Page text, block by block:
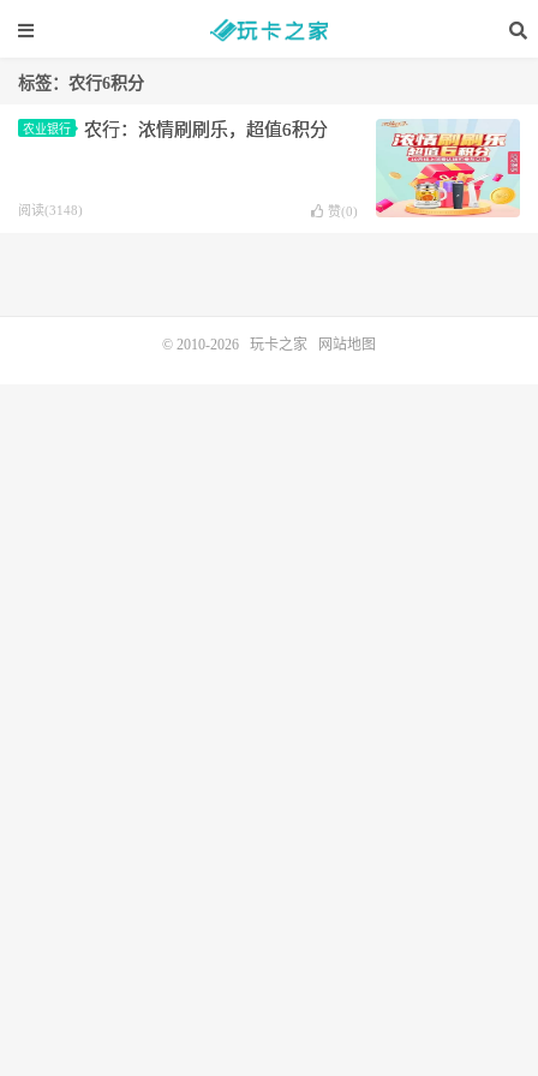
标签：农行6积分
农业银行 农行：浓情刷刷乐，超值6积分
阅读(3148) 赞(0)
© 2010-2026 玩卡之家 网站地图